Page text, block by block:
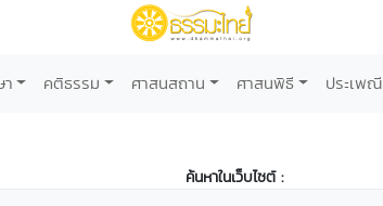
คติธรรม ศาสนสถาน ศาสนพิธี ประเพณี
ค้นหาในเว็บไซต์ :